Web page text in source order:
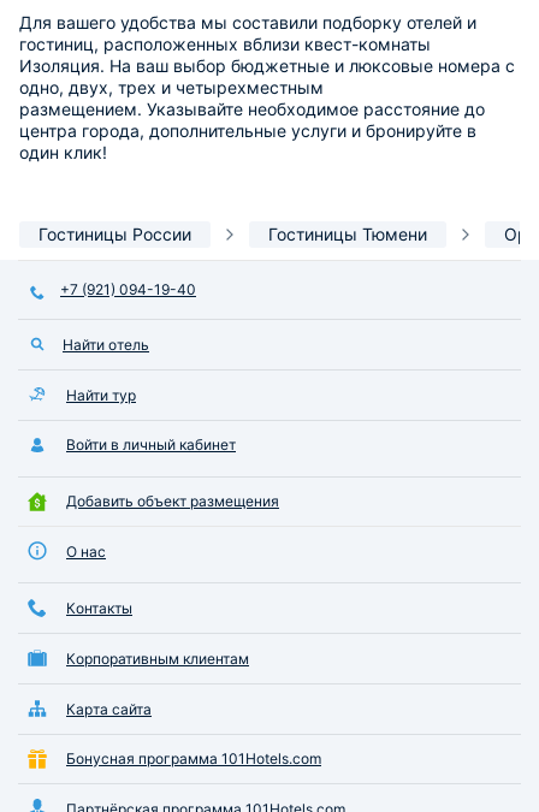
Для вашего удобства мы составили подборку отелей и
гостиниц, расположенных вблизи квест-комнаты
Изоляция. На ваш выбор бюджетные и люксовые номера с
одно, двух, трех и четырехместным
размещением. Указывайте необходимое расстояние до
центра города, дополнительные услуги и бронируйте в
один клик!
Гостиницы России Гостиницы Тюмени
+7 (921) 094-19-40
Найти отель
Найти тур
Войти в личный кабинет
Добавить объект размещения
О нас
Контакты
Корпоративным клиентам
Карта сайта
Бонусная программа 101Hotels.com